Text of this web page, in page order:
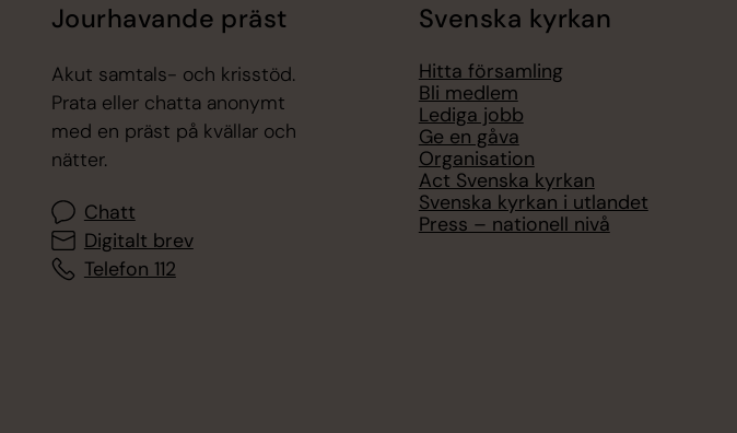
Jourhavande präst
Akut samtals- och krisstöd.
Prata eller chatta anonymt
med en präst på kvällar och
nätter.
Chatt
Digitalt brev
Telefon 112
Svenska kyrkan
Hitta församling
Bli medlem
Lediga jobb
Ge en gåva
Organisation
Act Svenska kyrkan
Svenska kyrkan i utlandet
Press – nationell nivå